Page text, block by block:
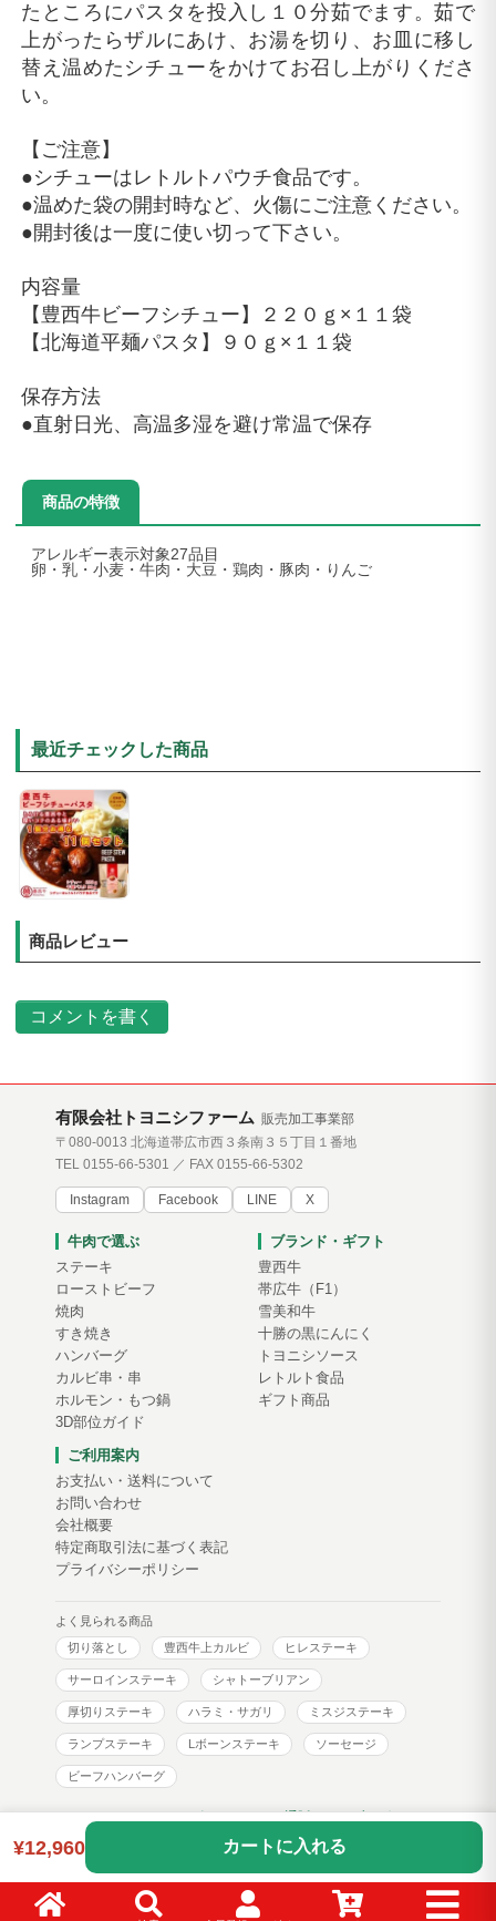
たところにパスタを投入し１０分茹でます。茹で
上がったらザルにあけ、お湯を切り、お皿に移し
替え温めたシチューをかけてお召し上がりくださ
い。
【ご注意】
●シチューはレトルトパウチ食品です。
●温めた袋の開封時など、火傷にご注意ください。
●開封後は一度に使い切って下さい。
内容量
【豊西牛ビーフシチュー】２２０ｇ×１１袋
【北海道平麺パスタ】９０ｇ×１１袋
保存方法
●直射日光、高温多湿を避け常温で保存
商品の特徴
アレルギー表示対象27品目
卵・乳・小麦・牛肉・大豆・鶏肉・豚肉・りんご
最近チェックした商品
商品レビュー
コメントを書く
有限会社トヨニシファーム 販売加工事業部
〒080-0013 北海道帯広市西３条南３５丁目１番地
TEL 0155-66-5301 ／ FAX 0155-66-5302
Instagram Facebook LINE X
牛肉で選ぶ
ステーキ
ローストビーフ
焼肉
すき焼き
ハンバーグ
カルビ串・串
ホルモン・もつ鍋
3D部位ガイド
ブランド・ギフト
豊西牛
帯広牛（F1）
雪美和牛
十勝の黒にんにく
トヨニシソース
レトルト食品
ギフト商品
ご利用案内
お支払い・送料について
お問い合わせ
会社概要
特定商取引法に基づく表記
プライバシーポリシー
よく見られる商品
切り落とし
豊西牛上カルビ ヒレステーキ
サーロインステーキ シャトーブリアン
厚切りステーキ ハラミ・サガリ ミスジステーキ
ランプステーキ Lボーンステーキ ソーセージ
ビーフハンバーグ
トヨニシファーム コーポレートサイト通販サイトブログ
Copyright © toyonishi farm. All Rights Reserved.
¥12,960 カートに入れる